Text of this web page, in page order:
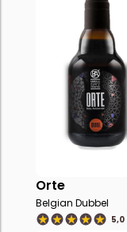
Orte
Belgian Dubbel
5,0